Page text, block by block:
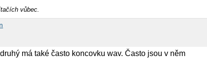
vůbec.
má také často koncovku wav. Často jsou v něm